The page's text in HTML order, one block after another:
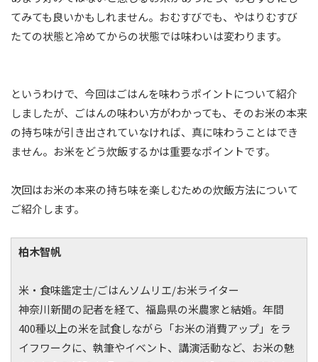
てみても良いかもしれません。おむすびでも、やはりむすび
たての状態と冷めてからの状態では味わいは変わります。
というわけで、今回はごはんを味わうポイントについて紹介
しましたが、ごはんの味わい方がわかっても、そのお米の本来
の持ち味が引き出されていなければ、真に味わうことはでき
ません。お米をどう炊飯するかは重要なポイントです。
次回はお米の本来の持ち味を楽しむための炊飯方法について
ご紹介します。
柏木智帆
米・食味鑑定士/ごはんソムリエ/お米ライター
神奈川新聞の記者を経て、福島県の米農家と結婚。年間
400種以上の米を試食しながら「お米の消費アップ」をラ
イフワークに、執筆やイベント、講演活動など、お米の魅